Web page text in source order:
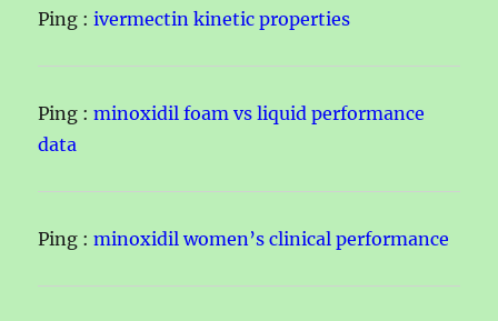
Ping :ivermectin kinetic properties
Ping :minoxidil foam vs liquid performance
data
Ping :minoxidil women’s clinical performance